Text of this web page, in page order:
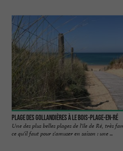
Plage des Gollandières à Le Bois-Plage-en-Ré
Une des plus belles plages de l'île de Ré, très
ce qu'il faut pour s'amuser en saison : une ...